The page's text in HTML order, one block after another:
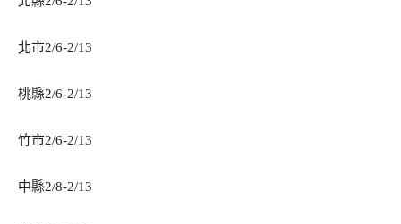
北市2/6-2/13
桃縣2/6-2/13
竹市2/6-2/13
中縣2/8-2/13